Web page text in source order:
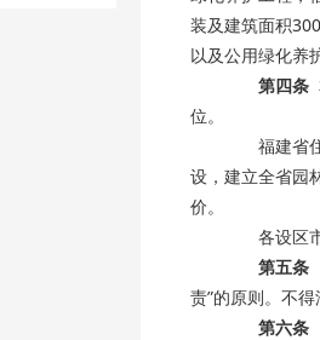
装及建筑面积
以及公用绿化养
第四条
位。
福建省住
设，建立全省园
价。
各设区市
第五条
责”的原则。不
第六条